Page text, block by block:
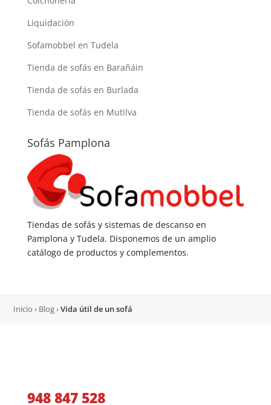
Liquidación
Sofamobbel en Tudela
Tienda de sofás en Barañáin
Tienda de sofás en Burlada
Tienda de sofás en Mutilva
Sofás Pamplona
Tiendas de sofás y sistemas de descanso en
Pamplona y Tudela. Disponemos de un amplio
catálogo de productos y complementos.
Inicio › Blog›Vida útil de un sofá
948 847 528